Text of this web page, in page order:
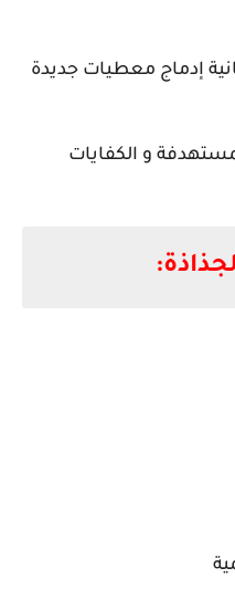
إدماج معطيات جديدة
و الكفايات